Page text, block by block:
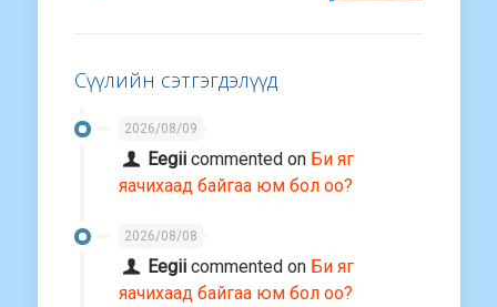
Сүүлийн сэтгэгдэлүүд
2026/08/09
Eegii commented on Би яг
яачихаад байгаа юм бол оо?
2026/08/08
Eegii commented on Би яг
яачихаад байгаа юм бол оо?